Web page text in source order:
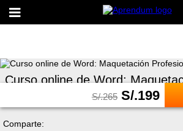
S/.265 S/.199
Curso online de Word:
Comparte: